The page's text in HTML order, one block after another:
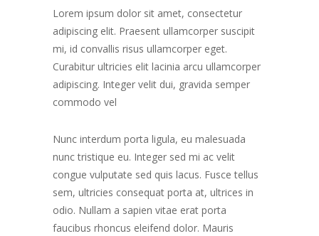
Lorem ipsum dolor sit amet, consectetur
adipiscing elit. Praesent ullamcorper suscipit
mi, id convallis risus ullamcorper eget.
Curabitur ultricies elit lacinia arcu ullamcorper
adipiscing. Integer velit dui, gravida semper
commodo vel
Nunc interdum porta ligula, eu malesuada
nunc tristique eu. Integer sed mi ac velit
congue vulputate sed quis lacus. Fusce tellus
sem, ultricies consequat porta at, ultrices in
odio. Nullam a sapien vitae erat porta
faucibus rhoncus eleifend dolor. Mauris